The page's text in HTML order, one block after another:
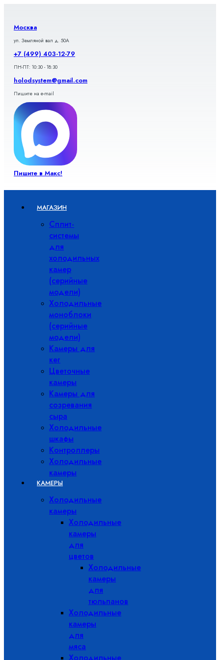
содержимому
Москва
ул. Земляной вал д. 50А
+7 (499) 403-12-79
ПН-ПТ: 10:30 - 18:30
holodsystem@gmail.com
Пишите на e-mail
Пишите в Макс!
МАГАЗИН
Сплит-
системы
для
холодильных
камер
(серийные
модели)
Холодильные
моноблоки
(серийные
модели)
Камеры для
кег
Цветочные
камеры
Камеры для
созревания
сыра
Холодильные
шкафы
Контроллеры
Холодильные
камеры
КАМЕРЫ
Холодильные
камеры
Холодильные
камеры
для
цветов
Холодильные
камеры
для
тюльпанов
Холодильные
камеры
для
мяса